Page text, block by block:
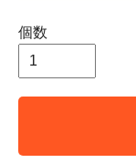
個数